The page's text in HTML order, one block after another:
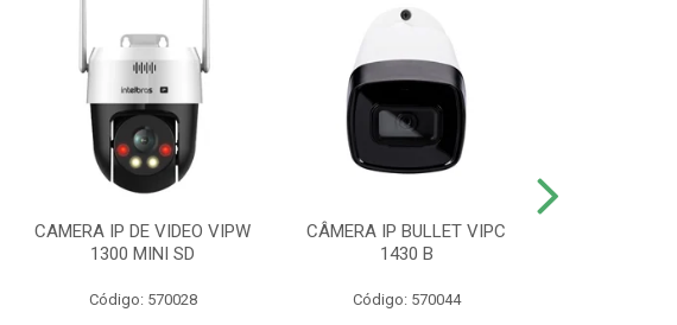
CAMERA IP DE VIDEO VIPW
1300 MINI SD
Código: 570028
CÂMERA IP BULLET VIPC
1430 B
Código: 570044